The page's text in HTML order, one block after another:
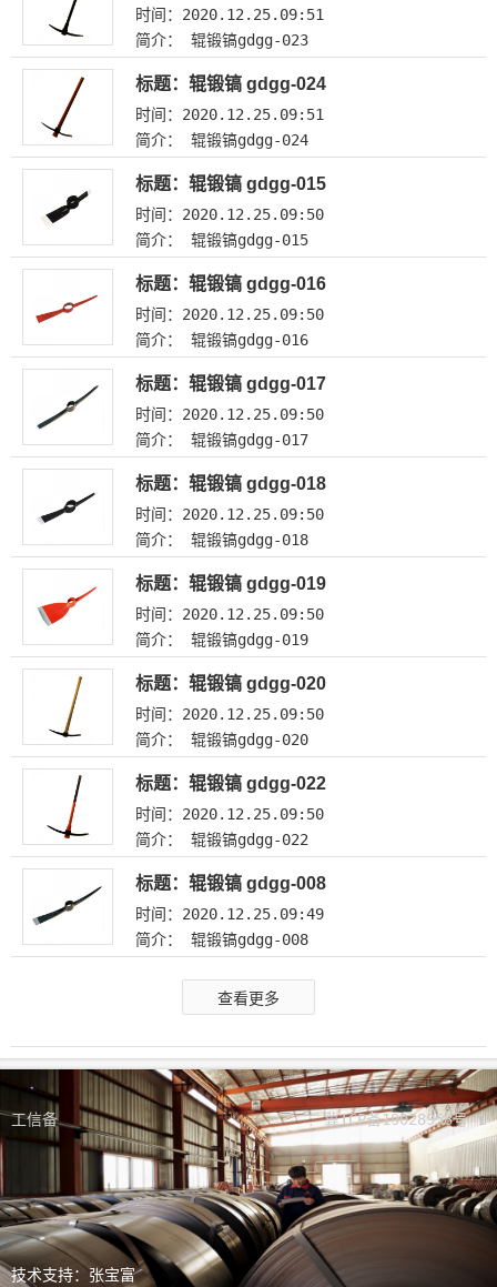
时间：2020.12.25.09:51
简介： 辊锻镐gdgg-023
标题：辊锻镐 gdgg-024
时间：2020.12.25.09:51
简介： 辊锻镐gdgg-024
标题：辊锻镐 gdgg-015
时间：2020.12.25.09:50
简介： 辊锻镐gdgg-015
标题：辊锻镐 gdgg-016
时间：2020.12.25.09:50
简介： 辊锻镐gdgg-016
标题：辊锻镐 gdgg-017
时间：2020.12.25.09:50
简介： 辊锻镐gdgg-017
标题：辊锻镐 gdgg-018
时间：2020.12.25.09:50
简介： 辊锻镐gdgg-018
标题：辊锻镐 gdgg-019
时间：2020.12.25.09:50
简介： 辊锻镐gdgg-019
标题：辊锻镐 gdgg-020
时间：2020.12.25.09:50
简介： 辊锻镐gdgg-020
标题：辊锻镐 gdgg-022
时间：2020.12.25.09:50
简介： 辊锻镐gdgg-022
标题：辊锻镐 gdgg-008
时间：2020.12.25.09:49
简介： 辊锻镐gdgg-008
查看更多
工信备 冀ICP备19028958号-1
技术支持：张宝富